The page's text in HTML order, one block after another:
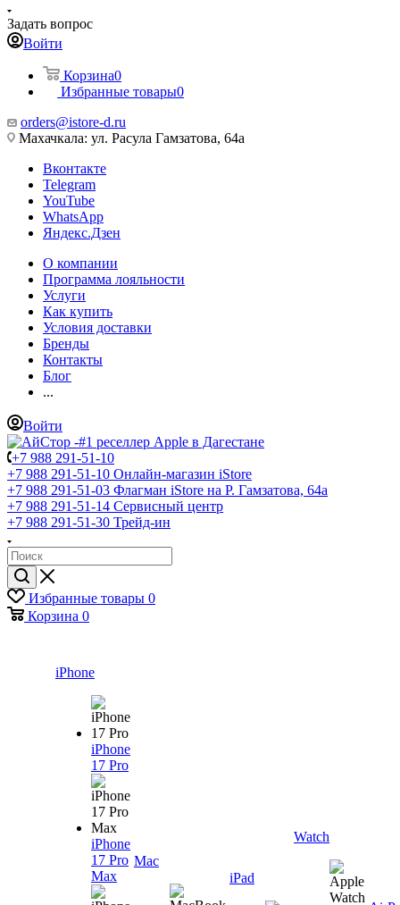
Задать вопрос
Войти
Корзина0
Избранные товары0
orders@istore-d.ru
Махачкала: ул. Расула Гамзатова, 64а
Вконтакте
Telegram
YouTube
WhatsApp
Яндекс.Дзен
О компании
Программа лояльности
Услуги
Как купить
Условия доставки
Бренды
Контакты
Блог
...
Войти
+7 988 291-51-10
+7 988 291-51-10 Онлайн-магазин iStore
+7 988 291-51-03 Флагман iStore на Р. Гамзатова, 64а
+7 988 291-51-14 Сервисный центр
+7 988 291-51-30 Трейд-ин
Избранные товары 0
Корзина 0
iPhone
iPhone
17 Pro
iPhone
17 Pro
Max
Mac
iPad
Watch